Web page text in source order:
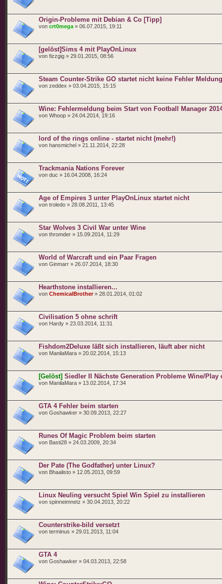
Origin-Probleme mit Debian & Co [Tipp]
von crt0mega » 06.07.2015, 19:11
[gelöst]Sims 4 mit PlayOnLinux
von fizzgig » 29.01.2015, 08:56
Steam Counter-Strike GO startet nicht keine Fehler Meldung
von zeddex » 03.04.2015, 15:15
Wine: Fehlermeldung beim Start von Football Manager
von Whoop » 24.04.2014, 19:16
lord of the rings online - startet nicht (mehr!)
von hansmichel » 21.11.2014, 22:28
Trackmania Nations Forever
von duc » 16.04.2008, 16:24
Age of Empires 3 unter PlayOnLinux startet nicht
von troledo » 28.08.2011, 13:45
Star Wolves 3 Civil War unter Wine
von thromder » 15.09.2014, 11:29
World of Warcraft und ein Paar Fragen
von Ginmarr » 26.07.2014, 18:30
Hearthstone installieren...
von ChemicalBrother» 28.01.2014, 01:02
Civilisation 5 ohne schrift
von Hardy » 23.03.2014, 11:31
Fishdom2Deluxe läßt sich installieren, läuft aber nicht
von ManilaMara » 20.02.2014, 15:13
[Gelöst] Siedler II Nächste Generation Probleme Wine/Play
von ManilaMara » 13.02.2014, 17:34
GTA 4 Fehler beim starten
von Goshawker » 30.09.2013, 22:27
Runes Of Magic Problem beim starten
von Basti28 » 24.03.2009, 20:34
Der Pate (The Godfather) unter Linux?
von Bhaalisto » 12.05.2013, 09:59
Linux Neuling versucht Spiel Win Spiel zu installieren
von spinneimnetz » 30.04.2013, 20:22
Counterstrike-bild versetzt
von terminus » 29.01.2013, 11:04
GTA 4
von Goshawker » 04.03.2013, 22:58